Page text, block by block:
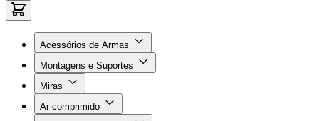
Acessórios de Armas
Montagens e Suportes
Miras
Ar comprimido